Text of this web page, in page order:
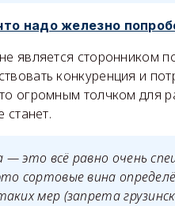
надо железно
является сторонником
конкуренция и
огромным толчком для
станет.
это всё равно очень
сортовые вина
мер (запрета